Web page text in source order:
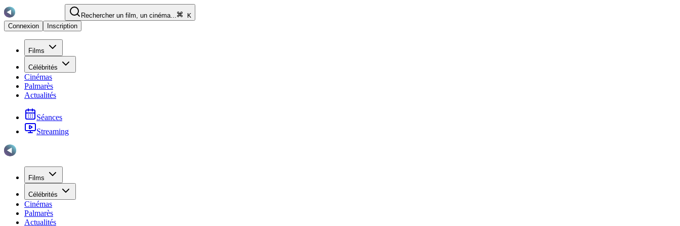
Rechercher un film, un cinéma...
K
Connexion
Inscription
Films
Célébrités
Cinémas
Palmarès
Actualités
Séances
Streaming
Films
Célébrités
Cinémas
Palmarès
Actualités